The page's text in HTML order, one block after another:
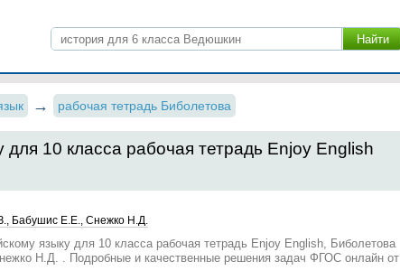
рабочая тетрадь Биболетова
для 10 класса рабочая тетрадь Enjoy English
Бабушис Е.Е., Снежко Н.Д.
языку для 10 класса рабочая тетрадь Enjoy English, Биболетова
Н.Д. . Подробные и качественные решения задач ФГОС онлайн от